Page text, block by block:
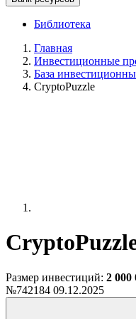
Библиотека
Главная
Инвестиционные
База
CryptoPuzzle
Размер инвестиций: 2 000
№742184 09.12.2025